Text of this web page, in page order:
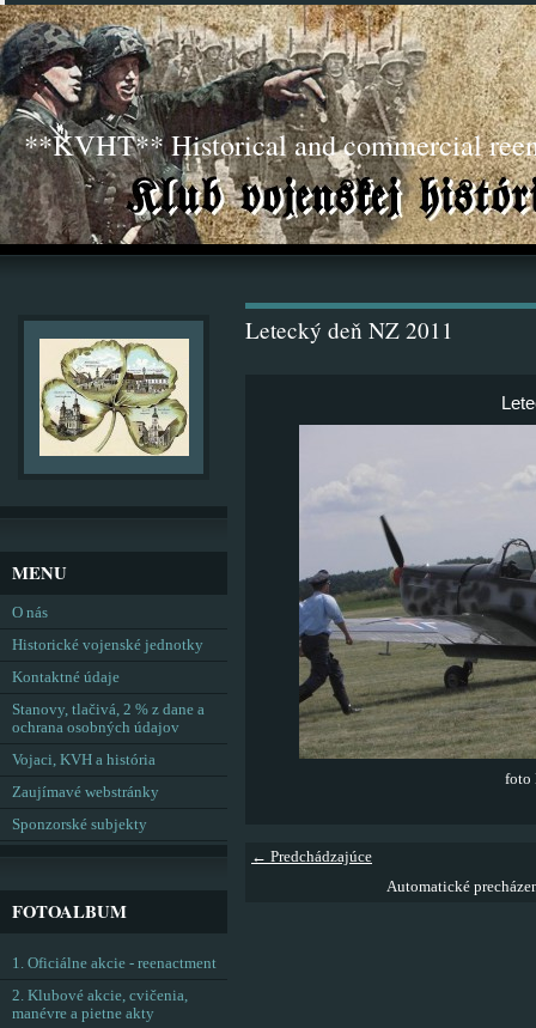
**KVHT** Historical and commercial
Letecký deň NZ 2011
foto
← Predchádzajúce
Automatické
MENU
O nás
Historické vojenské jednotky
Kontaktné údaje
Stanovy, tlačivá, 2 % z dane a
ochrana osobných údajov
Vojaci, KVH a história
Zaujímavé webstránky
Sponzorské subjekty
FOTOALBUM
1. Oficiálne akcie - reenactment
2. Klubové akcie, cvičenia,
manévre a pietne akty